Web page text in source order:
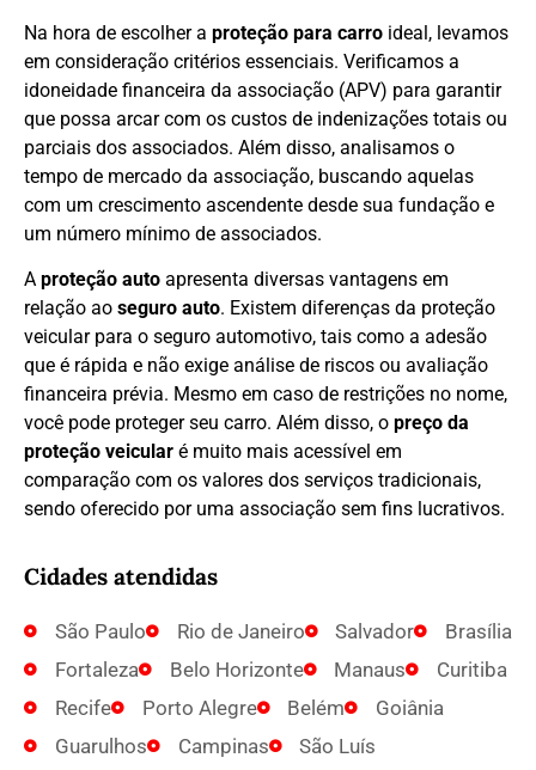
Na hora de escolher a proteção para carro ideal, levamos
em consideração critérios essenciais. Verificamos a
idoneidade financeira da associação (APV) para garantir
que possa arcar com os custos de indenizações totais ou
parciais dos associados. Além disso, analisamos o
tempo de mercado da associação, buscando aquelas
com um crescimento ascendente desde sua fundação e
um número mínimo de associados.
A proteção auto apresenta diversas vantagens em
relação ao seguro auto. Existem diferenças da proteção
veicular para o seguro automotivo, tais como a adesão
que é rápida e não exige análise de riscos ou avaliação
financeira prévia. Mesmo em caso de restrições no nome,
você pode proteger seu carro. Além disso, o preço da
proteção veicular é muito mais acessível em
comparação com os valores dos serviços tradicionais,
sendo oferecido por uma associação sem fins lucrativos.
Cidades atendidas
São Paulo Rio de Janeiro Salvador
Brasília
Fortaleza
Belo Horizonte Manaus
Curitiba
Recife
Porto Alegre Belém
Goiânia
Guarulhos
Campinas
São Luís